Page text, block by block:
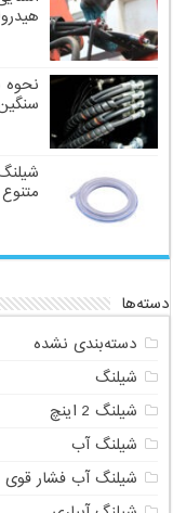
نحوه
متنوع
دسته‌ها
دسته‌بندی نشده
شیلنگ
شیلنگ 2 اینچ
شیلنگ آب
شیلنگ آب فشار قوی